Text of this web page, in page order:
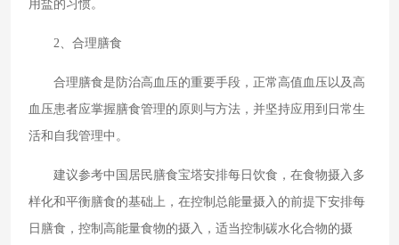
用盐的习惯。
2、合理膳食
合理膳食是防治高血压的重要手段，正常高值血压以及高
血压患者应掌握膳食管理的原则与方法，并坚持应用到日常生
活和自我管理中。
建议参考中国居民膳食宝塔安排每日饮食，在食物摄入多
样化和平衡膳食的基础上，在控制总能量摄入的前提下安排每
日膳食，控制高能量食物的摄入，适当控制碳水化合物的摄